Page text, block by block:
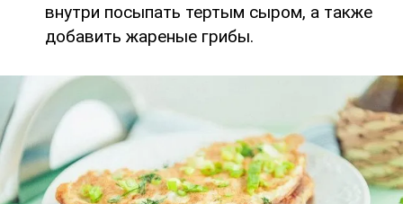
внутри посыпать тертым сыром, а также
добавить жареные грибы.